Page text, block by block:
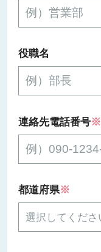
役職名
連絡先電話番号※
都道府県※